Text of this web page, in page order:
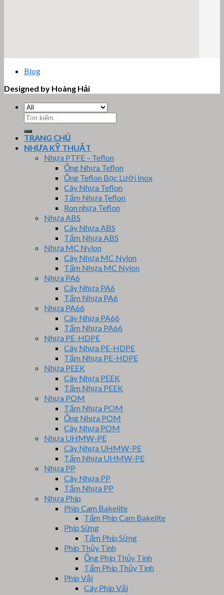
Blog
Designed by Hoàng Hải
Tìm
kiếm:
TRANG CHỦ
NHỰA KỸ THUẬT
Nhựa PTFE – Teflon
Ống Nhựa Teflon
Ống Teflon Bọc Lưới Inox
Cây Nhựa Teflon
Tấm Nhựa Teflon
Ron nhựa Teflon
Nhựa ABS
Cây Nhựa ABS
Tấm Nhựa ABS
Nhựa MC Nylon
Cây Nhựa MC Nylon
Tấm Nhựa MC Nylon
Nhựa PA6
Cây Nhựa PA6
Tấm Nhựa PA6
Nhựa PA66
Cây Nhựa PA66
Tấm Nhựa PA66
Nhựa PE-HDPE
Cây Nhựa PE-HDPE
Tấm Nhựa PE-HDPE
Nhựa PEEK
Cây Nhựa PEEK
Tấm Nhựa PEEK
Nhựa POM
Tấm Nhựa POM
Ống Nhựa POM
Cây Nhựa POM
Nhựa UHMW-PE
Cây Nhựa UHMW-PE
Tấm Nhựa UHMW-PE
Nhựa PP
Cây Nhựa PP
Tấm Nhựa PP
Nhựa Phíp
Phip Cam Bakelite
Tấm Phíp Cam Bakelite
Phíp Sừng
Tấm Phíp Sừng
Phíp Thủy Tinh
Ống Phíp Thủy Tinh
Tấm Phíp Thủy Tinh
Phíp Vải
Cây Phíp Vải